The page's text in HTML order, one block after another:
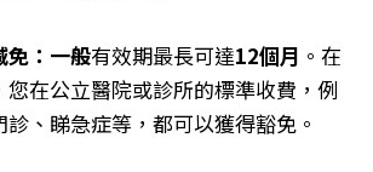
免：一般有效期最長可達12個月 。在
您在公立醫院或診所的標準收費，例
、睇急症等，都可以獲得豁免。